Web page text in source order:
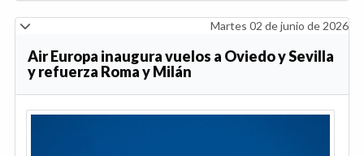
Martes 02 de junio de 2026
Air Europa inaugura vuelos a Oviedo y Sevilla
y refuerza Roma y Milán